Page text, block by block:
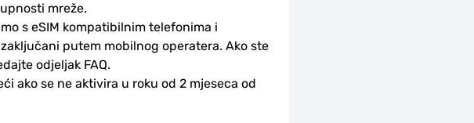
mreže.
s eSIM kompatibilnim telefonima i
putem mobilnog operatera. Ako ste
odjeljak FAQ.
ako se ne aktivira u roku od 2 mjeseca od